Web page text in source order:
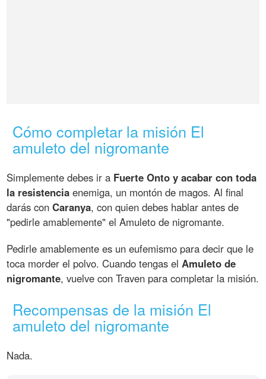
Cómo completar la misión El
amuleto del nigromante
Simplemente debes ir a Fuerte Onto y acabar con toda
la resistencia enemiga, un montón de magos. Al final
darás conCaranya, con quien debes hablar antes de
"pedirle amablemente" el Amuleto de nigromante.
Pedirle amablemente es un eufemismo para decir que le
toca morder el polvo. Cuando tengas elAmuleto de
nigromante, vuelve con Traven para completar la misión.
Recompensas de la misión El
amuleto del nigromante
Nada.